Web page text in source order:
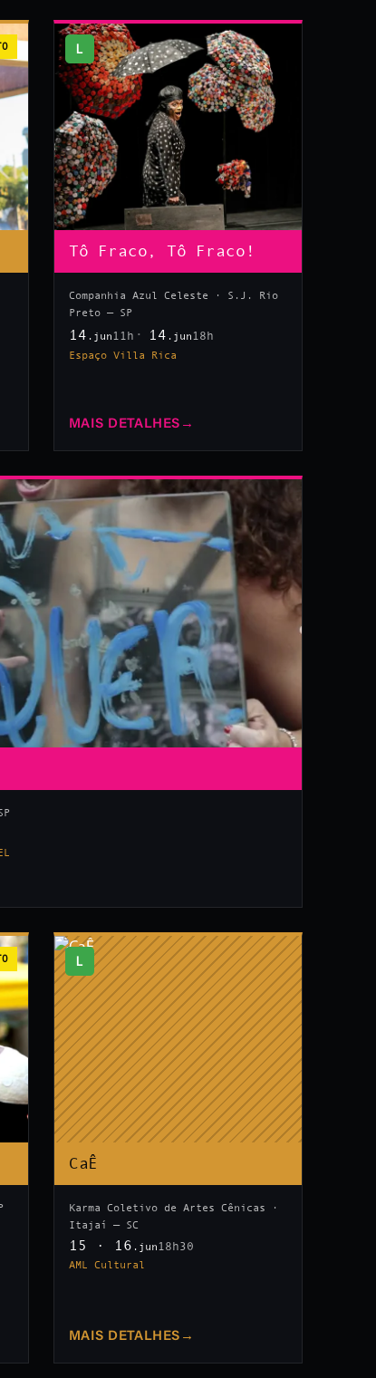
L
Tô Fraco, Tô Fraco!
Companhia Azul Celeste · S.J. Rio
Preto — SP
14 .jun11h 14 .jun18h
Espaço Villa Rica
MAIS DETALHES →
L
CaÊ
Karma Coletivo de Artes Cênicas ·
Itajaí — SC
15 · 16 .jun18h30
AML Cultural
MAIS DETALHES →